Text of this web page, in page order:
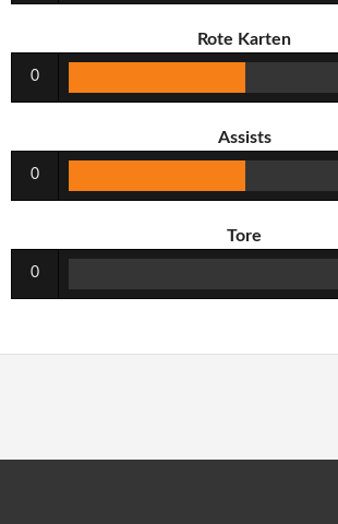
Rote Karten
0
Assists
0
Tore
0